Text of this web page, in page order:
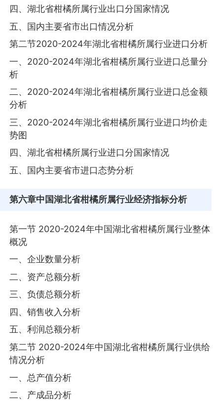
四、湖北省柑橘所属行业出口分国家情况
五、国内主要省市出口情况分析
第二节2020-2024年湖北省柑橘所属行业进口分析
一、2020-2024年湖北省柑橘所属行业进口总量分
析
二、2020-2024年湖北省柑橘所属行业进口总金额
分析
三、2020-2024年湖北省柑橘所属行业进口均价走
势图
四、湖北省柑橘所属行业进口分国家情况
五、国内主要省市进口态势分析
第六章中国湖北省柑橘所属行业经济指标分析
第一节 2020-2024年中国湖北省柑橘所属行业整体
概况
一、企业数量分析
二、资产总额分析
三、负债总额分析
四、销售收入分析
五、利润总额分析
第二节 2020-2024年中国湖北省柑橘所属行业供给
情况分析
一、总产值分析
二、产成品分析